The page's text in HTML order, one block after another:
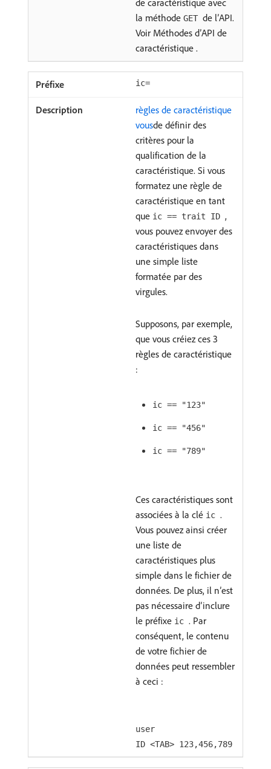
de caractéristique avec
la méthode GET de l’API.
Voir Méthodes d’API de
caractéristique .
ic=
règles de caractéristique
vousde définir des
critères pour la
qualification de la
caractéristique. Si vous
formatez une règle de
caractéristique en tant
que ic == trait ID ,
vous pouvez envoyer des
caractéristiques dans
une simple liste
formatée par des
virgules.
Supposons, par exemple,
que vous créiez ces 3
règles de caractéristique
:
ic == "123"
ic == "456"
ic == "789"
Ces caractéristiques sont
associées à la clé ic .
Vous pouvez ainsi créer
une liste de
caractéristiques plus
simple dans le fichier de
données. De plus, il n’est
pas nécessaire d’inclure
le préfixe ic . Par
conséquent, le contenu
de votre fichier de
données peut ressembler
à ceci :
user
ID <TAB> 123,456,789